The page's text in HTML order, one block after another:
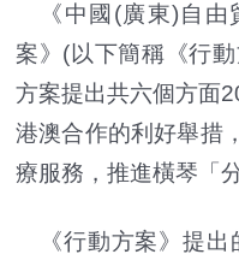
《中國(廣東)自由
案》(以下簡稱《行
方案提出共六個方面
港澳合作的利好舉措
療服務，推進橫琴「
《行動方案》提出